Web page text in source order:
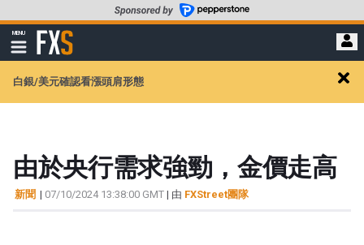
至
要
MENU
顯
示
航
FXStreet
白銀/美元確認看漲頭肩形態
alert
由於央行需求強勁，金價走高
新聞 | 07/10/2024 13:38:00 GMT | 由 FXStreet團隊